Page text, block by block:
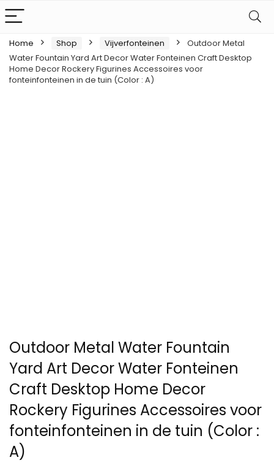
Home Shop Vijverfonteinen
Outdoor Metal
Water Fountain Yard Art Decor Water Fonteinen Craft Desktop
Home Decor Rockery Figurines Accessoires voor
fonteinfonteinen in de tuin (Color : A)
Outdoor Metal Water Fountain
Yard Art Decor Water Fonteinen
Craft Desktop Home Decor
Rockery Figurines Accessoires voor
fonteinfonteinen in de tuin (Color :
A)